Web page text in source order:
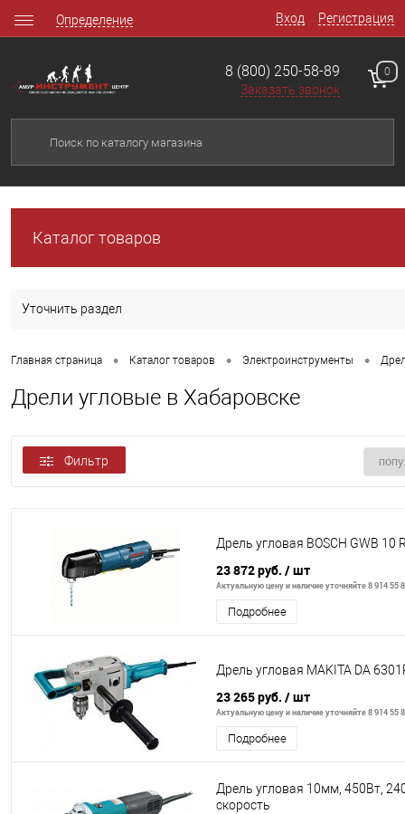
Вход Регистрация
Определение
8 (800) 250-58-89
Заказать звонок
0
Каталог товаров
Уточнить раздел
Главная страница • Каталог товаров • Электроинструменты •
Дрели угловые в Хабаровске
Фильтр
Дрель угловая BOSCH GWB 10
23 872 руб. / шт
Актуальную цену и наличие уточняйте 8 914 55
Подробнее
Дрель угловая MAKITA DA
23 265 руб. / шт
Актуальную цену и наличие уточняйте 8 914 55
Подробнее
Дрель угловая 10мм, 450Вт,
скорость